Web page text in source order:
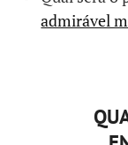
admirável